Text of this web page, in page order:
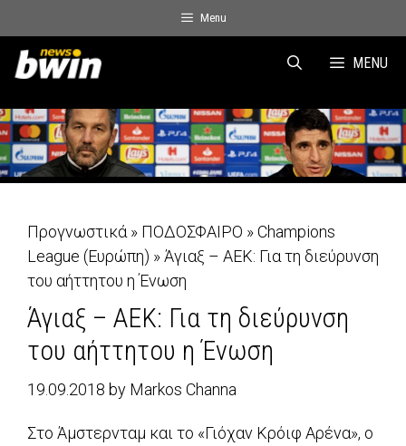
to
content
Menu
MENU
Προγνωστικά » ΠΟΔΟΣΦΑΙΡΟ »Champions
League (Ευρώπη) »Άγιαξ – ΑΕΚ: Για τη διεύρυνση
του αήττητου η Ένωση
Άγιαξ – ΑΕΚ: Για τη διεύρυνση
του αήττητου η Ένωση
19.09.2018 by Markos Channa
Στο Άμστερνταμ και το «Γιόχαν Κρόιφ Αρένα», ο